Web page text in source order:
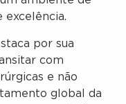
excelência.
por sua
com
e não
global da